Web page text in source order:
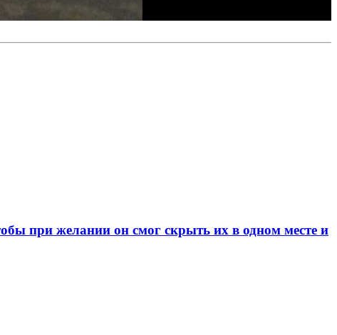
при желании он смог скрыть их в одном месте и